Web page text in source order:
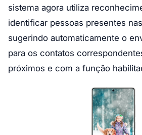
sistema agora utiliza
identificar pessoas presentes
sugerindo automaticamente o
para os contatos
próximos e com a função